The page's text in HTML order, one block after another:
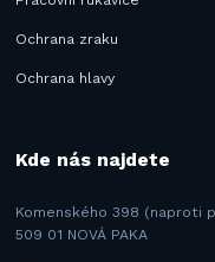
Ochrana zraku
Ochrana hlavy
Kde nás najdete
Komenského 398 (naproti
509 01 NOVÁ PAKA